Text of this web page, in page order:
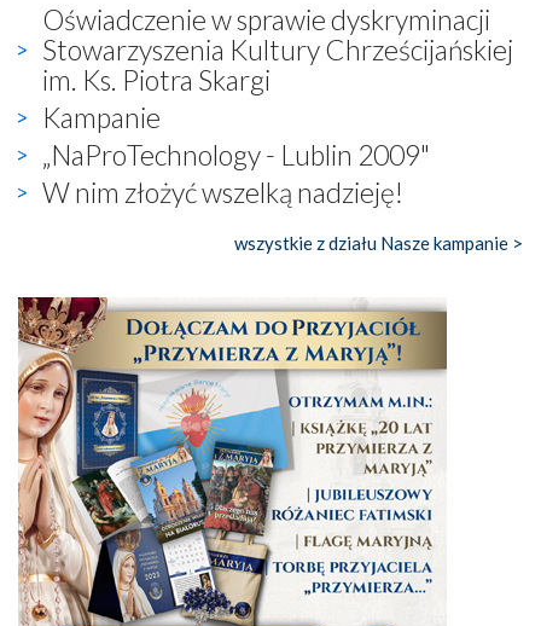
Oświadczenie w sprawie dyskryminacji
Stowarzyszenia Kultury Chrześcijańskiej
im. Ks. Piotra Skargi
Kampanie
„NaProTechnology - Lublin 2009"
W nim złożyć wszelką nadzieję!
wszystkie z działu Nasze kampanie >